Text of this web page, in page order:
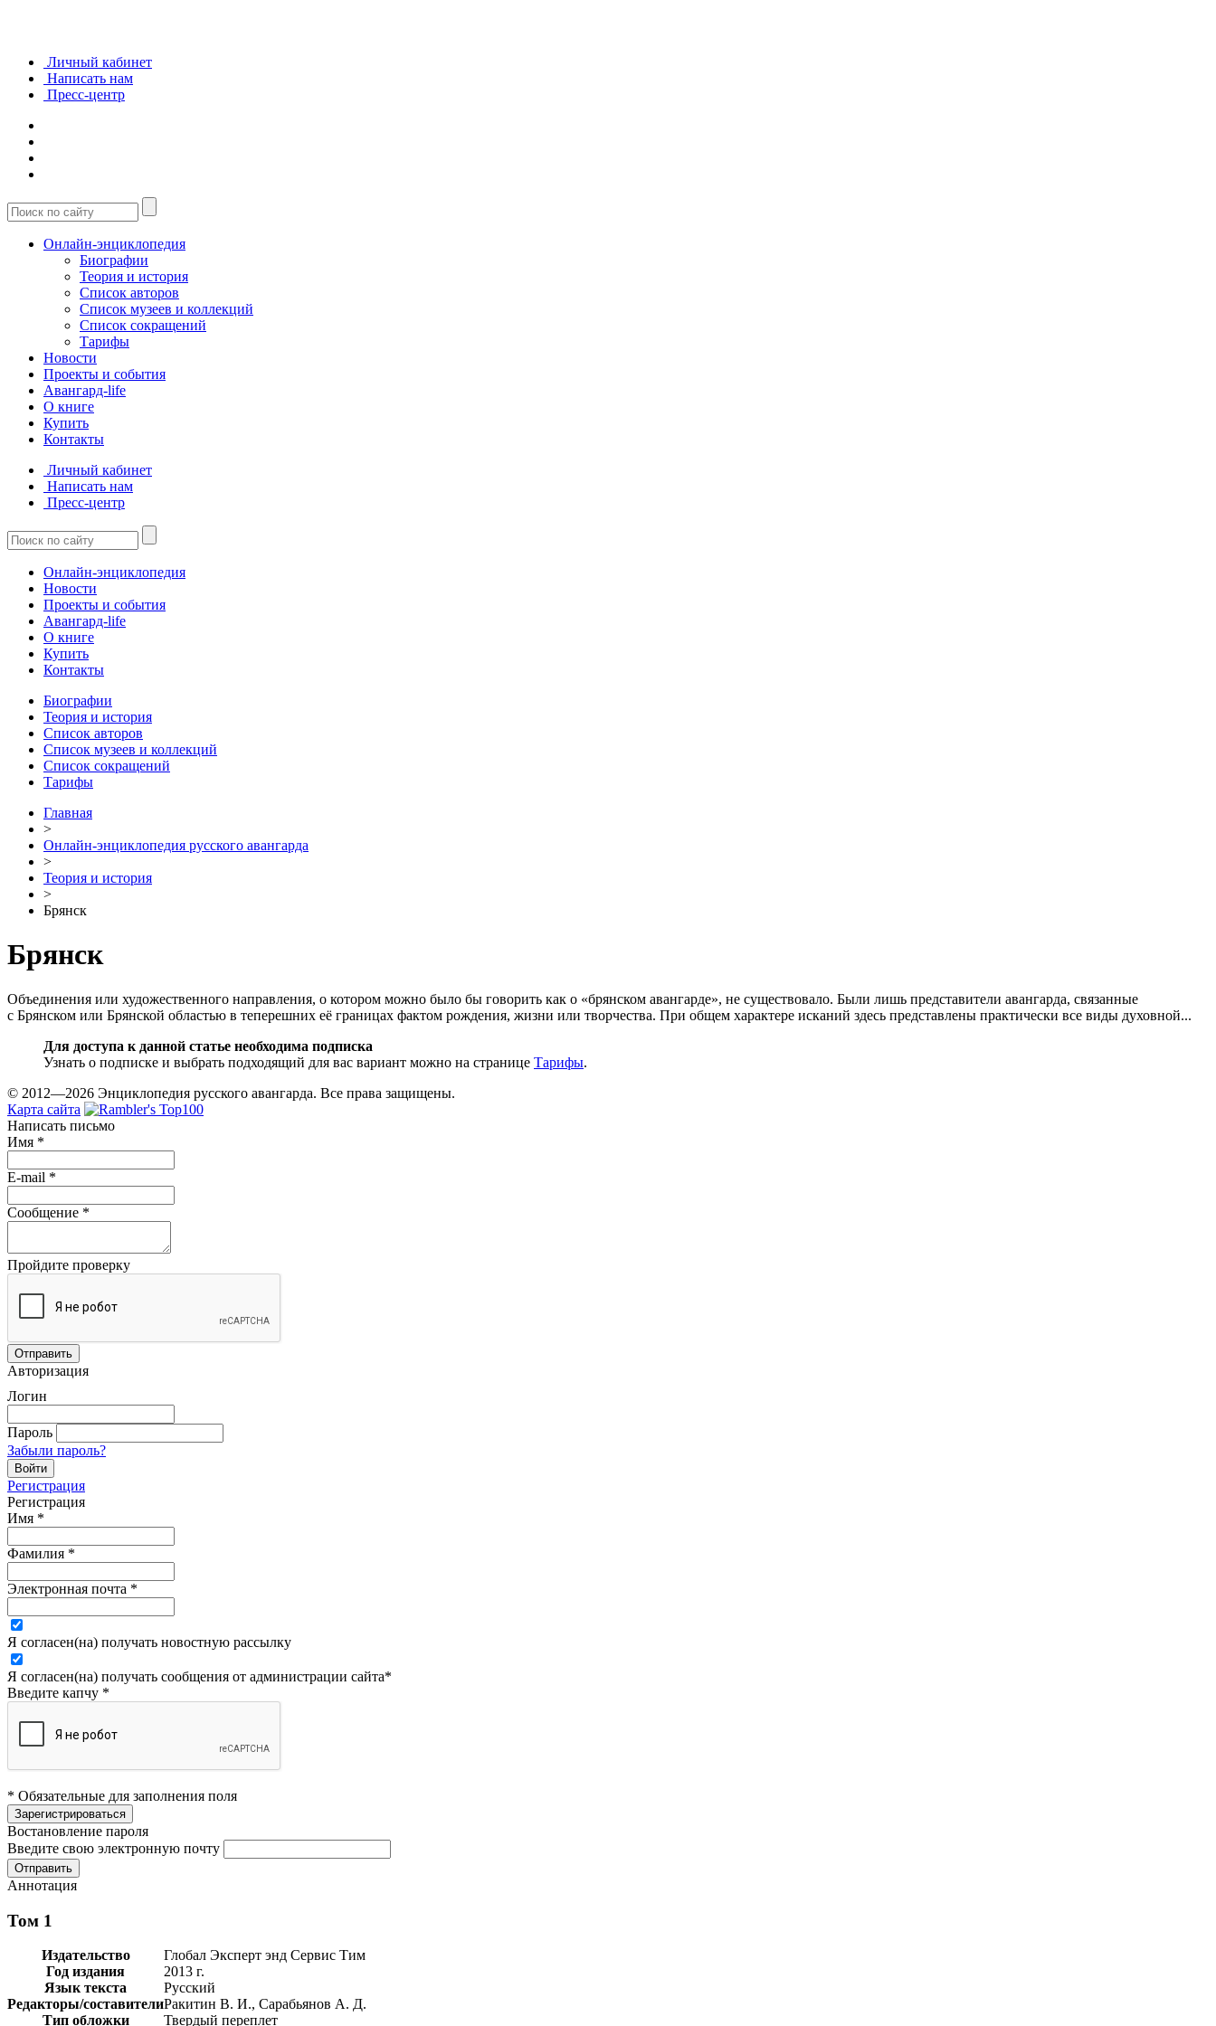
Личный кабинет
Написать нам
Пресс-центр
Онлайн-энциклопедия
Биографии
Теория и история
Список авторов
Список музеев и коллекций
Список сокращений
Тарифы
Новости
Проекты и события
Авангард-life
О книге
Купить
Контакты
Личный кабинет
Написать нам
Пресс-центр
Онлайн-энциклопедия
Новости
Проекты и события
Авангард-life
О книге
Купить
Контакты
Биографии
Теория и история
Список авторов
Список музеев и коллекций
Список сокращений
Тарифы
Главная
>
Онлайн-энциклопедия русского авангарда
>
Теория и история
>
Брянск
Брянск
Объединения или художественного направления, о котором можно было бы говорить как о «брянском авангарде», не существовало. Были лишь представители авангарда, связанные
с Брянском или Брянской областью в теперешних её границах фактом рождения, жизни или творчества. При общем характере исканий здесь представлены практически все виды духовной...
Для доступа к данной статье необходима подписка
Узнать о подписке и выбрать подходящий для вас вариант можно на странице Тарифы.
© 2012—2026 Энциклопедия русского авангарда. Все права защищены.
Карта сайта
Написать письмо
Имя *
E-mail *
Сообщение *
Пройдите проверку
Авторизация
Логин
Пароль
Забыли пароль?
Регистрация
Регистрация
Имя *
Фамилия *
Электронная почта *
Я согласен(на) получать новостную рассылку
Я согласен(на) получать сообщения от администрации сайта*
Введите капчу *
* Обязательные для заполнения поля
Востановление пароля
Введите свою электронную почту
Аннотация
Том 1
Издательство
Глобал Эксперт энд Сервис Тим
Год издания
2013 г.
Язык текста
Русский
Редакторы/составителиРакитин В. И., Сарабьянов А. Д.
Тип обложки
Твердый переплет